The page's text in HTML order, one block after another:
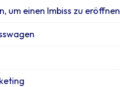
um einen Imbiss zu eröffnen